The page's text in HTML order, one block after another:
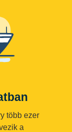
több ezer
a